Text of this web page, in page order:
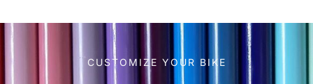
CUSTOMIZE YOUR BIKE